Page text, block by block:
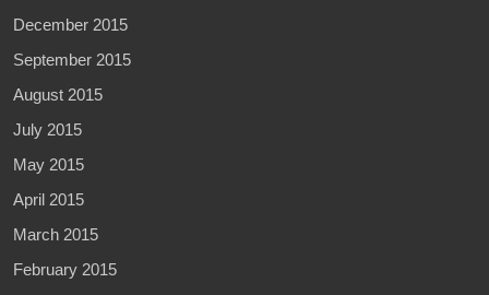
December 2015
September 2015
August 2015
July 2015
May 2015
April 2015
March 2015
February 2015